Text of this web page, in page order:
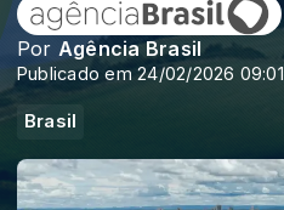
Por Agência Brasil
Publicado em 24/02/2026 09:01
Brasil